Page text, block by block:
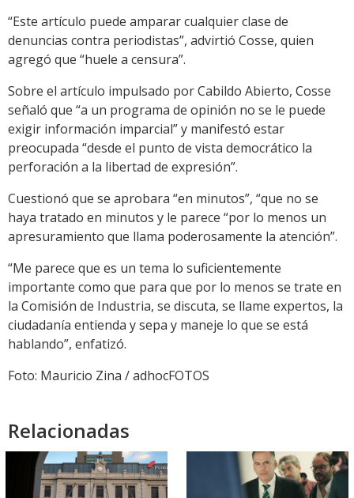
“Este artículo puede amparar cualquier clase de
denuncias contra periodistas”, advirtió Cosse, quien
agregó que “huele a censura”.
Sobre el artículo impulsado por Cabildo Abierto, Cosse
señaló que “a un programa de opinión no se le puede
exigir información imparcial” y manifestó estar
preocupada “desde el punto de vista democrático la
perforación a la libertad de expresión”.
Cuestionó que se aprobara “en minutos”, “que no se
haya tratado en minutos y le parece “por lo menos un
apresuramiento que llama poderosamente la atención”.
“Me parece que es un tema lo suficientemente
importante como que para que por lo menos se trate en
la Comisión de Industria, se discuta, se llame expertos, la
ciudadanía entienda y sepa y maneje lo que se está
hablando”, enfatizó.
Foto: Mauricio Zina / adhocFOTOS
Relacionadas